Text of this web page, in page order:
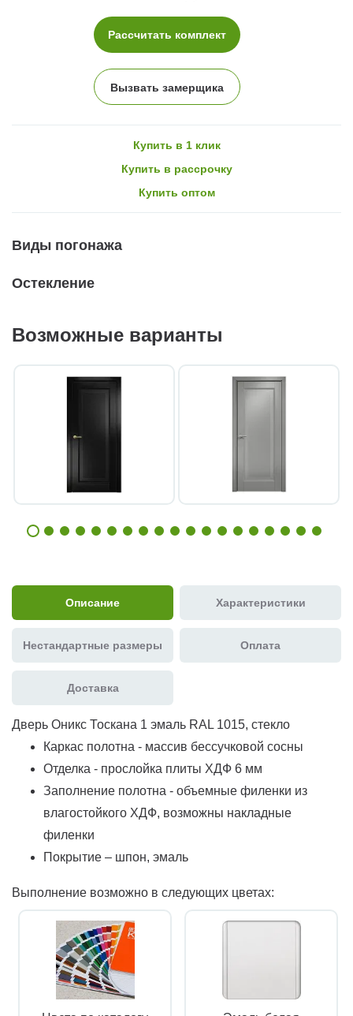
Рассчитать комплект
Вызвать замерщика
Купить в 1 клик
Купить в рассрочку
Купить оптом
Виды погонажа
Остекление
Возможные варианты
Описание Характеристики
Нестандартные размеры Оплата
Доставка
Дверь Оникс Тоскана 1 эмаль RAL 1015, стекло
Каркас полотна - массив бессучковой сосны
Отделка - прослойка плиты ХДФ 6 мм
Заполнение полотна - объемные филенки из
влагостойкого ХДФ, возможны накладные
филенки
Покрытие – шпон, эмаль
Выполнение возможно в следующих цветах: